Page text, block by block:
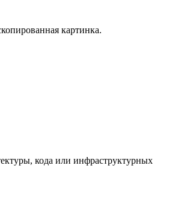
картинка.
кода или инфраструктурных